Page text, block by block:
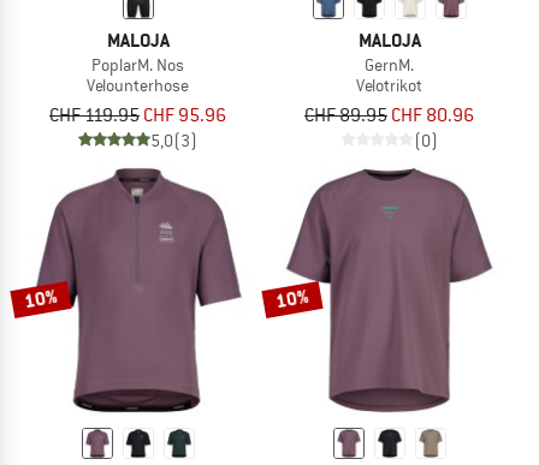
MALOJA
PoplarM. Nos
Velounterhose
CHF 119.95 CHF 95.96
5,0(3)
MALOJA
GernM.
Velotrikot
CHF 89.95 CHF 80.96
(0)
10% 10%